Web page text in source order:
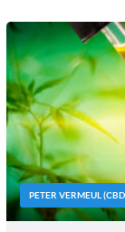
PETER VERMEUL